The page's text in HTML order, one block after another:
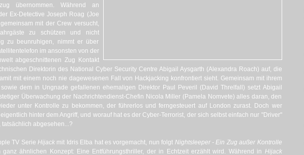
übernommen. Während an
Ex-Detective Joseph Roag (Joe
mit der Crew versucht,
zu schützen und nicht
zu beunruhigen, nimmt er über
im ansonsten von der
abgeschnittenen Zug Kontakt
Direktorin des National Cyber Security Centre Abigail Aysgarth (Alexandra Roach) auf, die
mit einem noch nie dagewesenen Fall von Hackjacking konfrontiert sieht. Gemeinsam mit ihrem
sowie dem in Ungnade gefallenen ehemaligen Direktor Paul Peveril (David Threlfall) setzt Abigail
Überwachung der Nachrichtendienst-Chefin Nicola Miller (Pamela Nomvete) alles daran, den
unter Kontrolle zu bekommen, der führerlos und ferngesteuert auf London zurast. Doch wer
eigentlich hinter dem Angriff, und worauf hat es der Cyber-Terrorist, der sich selbst einfach nur "Driver"
tatsächlich abgesehen...?
TV SerieHijack mit Idris Elba hat es vorgemacht, nun folgt Nightsleeper - Ein Zug außer Kontrolle
ganz ähnlichen Konzept: Eine Entführungsthriller, der in Echtzeit erzählt wird. Während in Hijack